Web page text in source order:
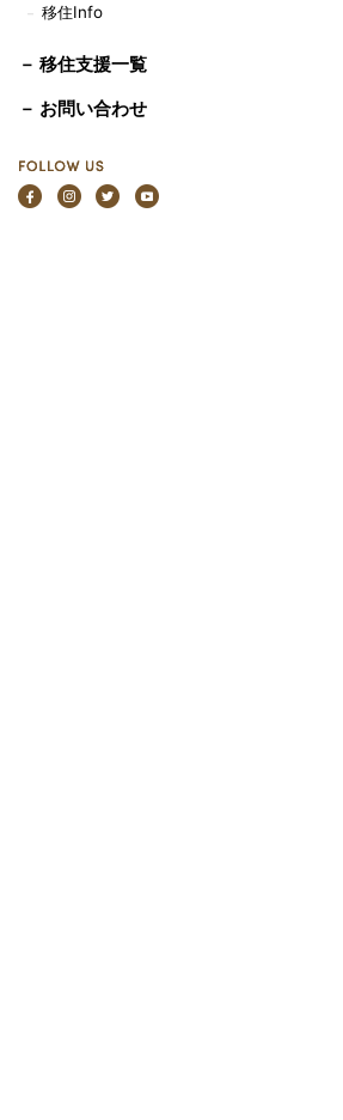
－ 移住Info
－ 移住支援一覧
－ お問い合わせ